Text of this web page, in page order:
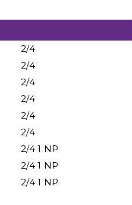
2/4
2/4
2/4
2/4
2/4
2/4
2/4 1 NP
2/4 1 NP
2/4 1 NP